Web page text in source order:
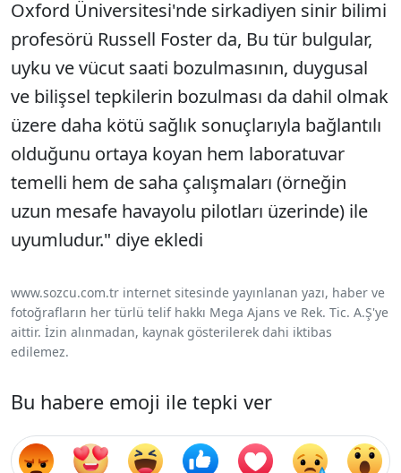
Oxford Üniversitesi'nde sirkadiyen sinir bilimi
profesörü Russell Foster da, Bu tür bulgular,
uyku ve vücut saati bozulmasının, duygusal
ve bilişsel tepkilerin bozulması da dahil olmak
üzere daha kötü sağlık sonuçlarıyla bağlantılı
olduğunu ortaya koyan hem laboratuvar
temelli hem de saha çalışmaları (örneğin
uzun mesafe havayolu pilotları üzerinde) ile
uyumludur." diye ekledi
www.sozcu.com.tr internet sitesinde yayınlanan yazı, haber ve
fotoğrafların her türlü telif hakkı Mega Ajans ve Rek. Tic. A.Ş'ye
aittir. İzin alınmadan, kaynak gösterilerek dahi iktibas
edilemez.
Bu habere emoji ile tepki ver